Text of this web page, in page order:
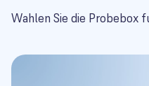
Wahlen Sie die Probebox